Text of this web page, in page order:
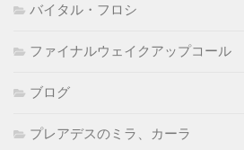
バイタル・フロシ
ファイナルウェイクアップコール
ブログ
プレアデスのミラ、カーラ